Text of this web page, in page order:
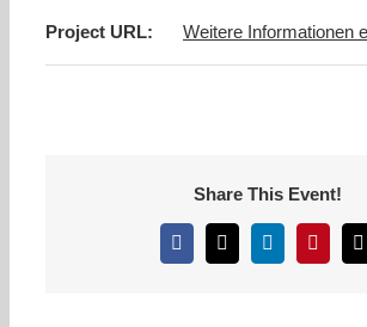
Project URL: Weitere Informationen
Share This Event!
Facebook
X LinkedInPinterest
E-